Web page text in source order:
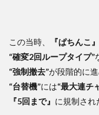
この当時、 『ぱちんこ』
“確変2回ループタイプ”
“強制撤去”が段階的に進
“台替機”には“最大連チ
『5回まで』 に規制され